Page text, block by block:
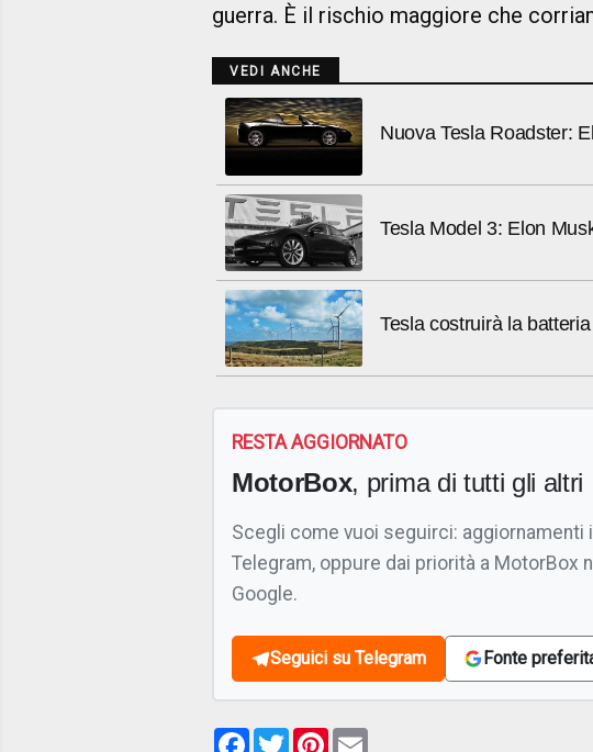
guerra. È il rischio maggiore che
VEDI ANCHE
Nuova Tesla Roadster:
Tesla Model 3: Elon
Tesla costruirà la
RESTA AGGIORNATO
MotorBox, prima di tutti gli altri
Scegli come vuoi seguirci: aggiornamenti
Telegram, oppure dai priorità a MotorBox
Google.
Seguici su Telegram Fonte
Facebook
TwitterPinterest